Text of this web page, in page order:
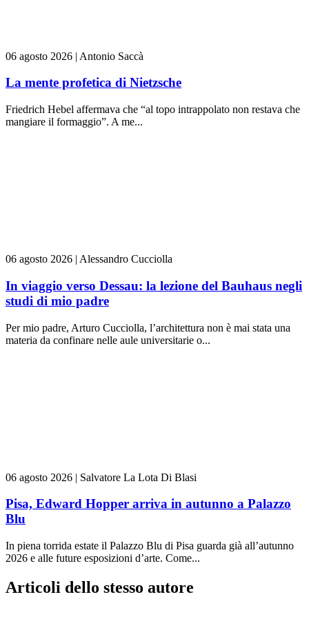
06 agosto 2026 | Antonio Saccà
La mente profetica di Nietzsche
Friedrich Hebel affermava che “al topo intrappolato non restava che
mangiare il formaggio”. A me...
06 agosto 2026 | Alessandro Cucciolla
In viaggio verso Dessau: la lezione del Bauhaus negli
studi di mio padre
Per mio padre, Arturo Cucciolla, l’architettura non è mai stata una
materia da confinare nelle aule universitarie o...
06 agosto 2026 | Salvatore La Lota Di Blasi
Pisa, Edward Hopper arriva in autunno a Palazzo
Blu
In piena torrida estate il Palazzo Blu di Pisa guarda già all’autunno
2026 e alle future esposizioni d’arte. Come...
Articoli dello stesso autore